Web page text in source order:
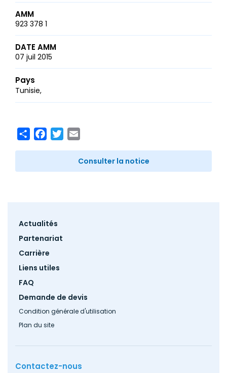
AMM
923 378 1
DATE AMM
07 juil 2015
Pays
Tunisie
ShareFacebook
Twitter
Consulter la notice
Footer
Actualités
Partenariat
Carrière
Liens utiles
FAQ
Demande de devis
Condition générale d'utilisation
Plan du site
Contactez-nous